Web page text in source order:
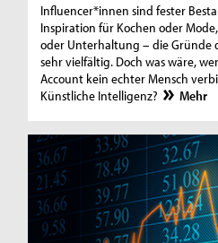
Influencer*innen sind fester
Inspiration für Kochen oder
oder Unterhaltung – die Gründe
sehr vielfältig. Doch was wäre,
Account kein echter Mensch
Künstliche Intelligenz?
Mehr